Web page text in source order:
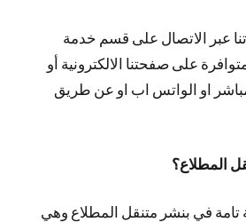
عبر الاتصال على قسم خدمة
على صفحتنا الالكترونية أو
او الواتس اب او عن طريق
المطلاع؟
تامة في بنشر متنقل المطلاع وهي